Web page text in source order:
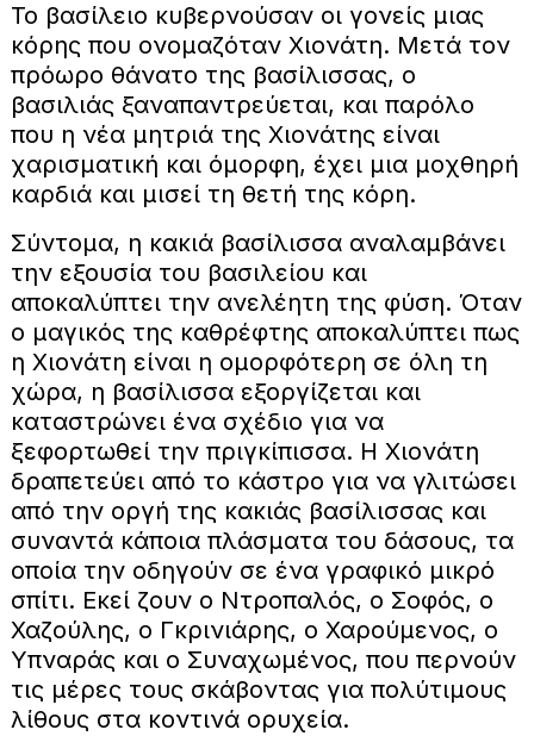
Το βασίλειο κυβερνούσαν οι γονείς μιας
κόρης που ονομαζόταν Χιονάτη. Μετά τον
πρόωρο θάνατο της βασίλισσας, ο
βασιλιάς ξαναπαντρεύεται, και παρόλο
που η νέα μητριά της Χιονάτης είναι
χαρισματική και όμορφη, έχει μια μοχθηρή
καρδιά και μισεί τη θετή της κόρη.
Σύντομα, η κακιά βασίλισσα αναλαμβάνει
την εξουσία του βασιλείου και
αποκαλύπτει την ανελέητη της φύση. Όταν
ο μαγικός της καθρέφτης αποκαλύπτει πως
η Χιονάτη είναι η ομορφότερη σε όλη τη
χώρα, η βασίλισσα εξοργίζεται και
καταστρώνει ένα σχέδιο για να
ξεφορτωθεί την πριγκίπισσα. Η Χιονάτη
δραπετεύει από το κάστρο για να γλιτώσει
από την οργή της κακιάς βασίλισσας και
συναντά κάποια πλάσματα του δάσους, τα
οποία την οδηγούν σε ένα γραφικό μικρό
σπίτι. Εκεί ζουν ο Ντροπαλός, ο Σοφός, ο
Χαζούλης, ο Γκρινιάρης, ο Χαρούμενος, ο
Υπναράς και ο Συναχωμένος, που περνούν
τις μέρες τους σκάβοντας για πολύτιμους
λίθους στα κοντινά ορυχεία.